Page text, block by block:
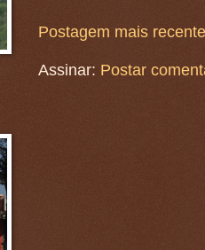
Postagem mais recente
Assinar: Postar